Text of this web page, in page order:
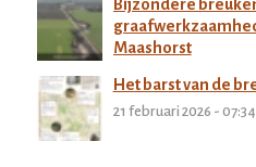
Bijzondere
Maashorst
27 februari 2026 - 11:32
Het barst van de
21 februari 2026 - 07:34